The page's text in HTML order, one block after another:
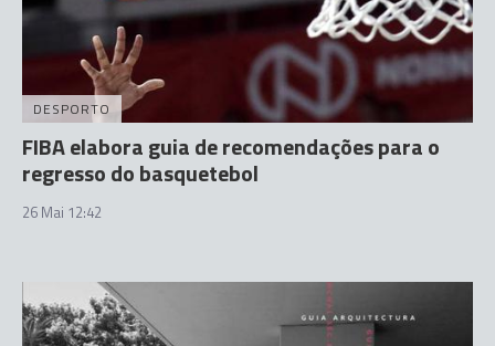
DESPORTO
FIBA elabora guia de recomendações para o
regresso do basquetebol
26 Mai 12:42